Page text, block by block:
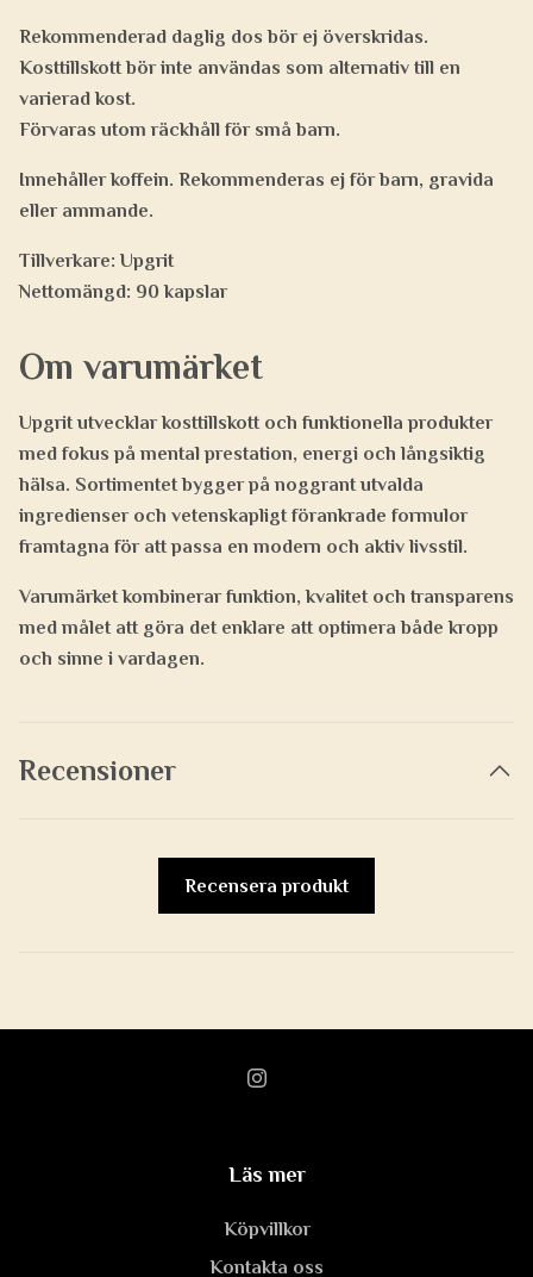
Rekommenderad daglig dos bör ej överskridas.
Kosttillskott bör inte användas som alternativ till en
varierad kost.
Förvaras utom räckhåll för små barn.
Innehåller koffein. Rekommenderas ej för barn, gravida
eller ammande.
Tillverkare: Upgrit
Nettomängd: 90 kapslar
Om varumärket
Upgrit utvecklar kosttillskott och funktionella produkter
med fokus på mental prestation, energi och långsiktig
hälsa. Sortimentet bygger på noggrant utvalda
ingredienser och vetenskapligt förankrade formulor
framtagna för att passa en modern och aktiv livsstil.
Varumärket kombinerar funktion, kvalitet och transparens
med målet att göra det enklare att optimera både kropp
och sinne i vardagen.
Recensioner
Recensera produkt
Läs mer
Köpvillkor
Kontakta oss